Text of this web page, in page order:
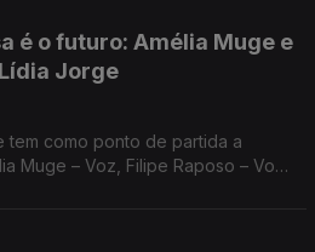
é o futuro: Amélia Muge e
Jorge
tem como ponto de partida a
Muge – Voz, Filipe Raposo – Voz